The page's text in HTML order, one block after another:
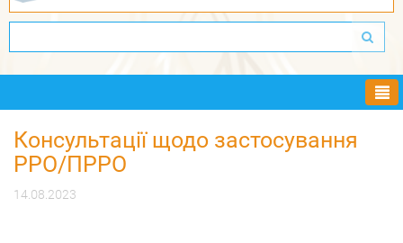
Консультації щодо застосування
РРО/ПРРО
14.08.2023